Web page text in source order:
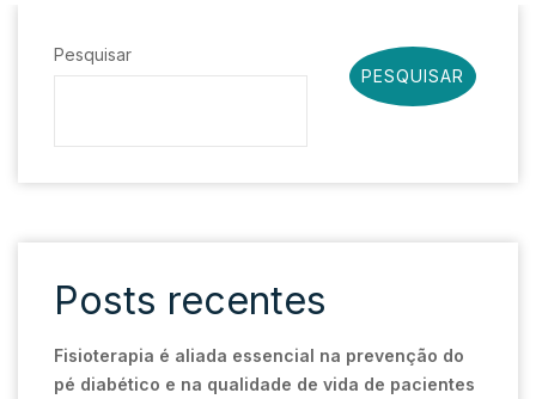
Pesquisar
PESQUISAR
Posts recentes
Fisioterapia é aliada essencial na prevenção do
pé diabético e na qualidade de vida de pacientes